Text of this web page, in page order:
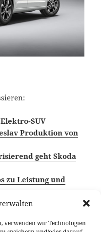
verwenden wir Technologien
SUV
Produktion von
geht Skoda
zu Leistung und